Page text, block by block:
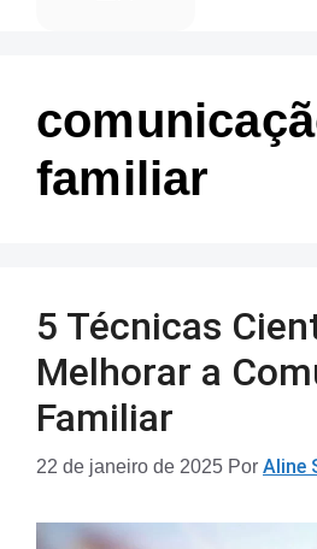
familiar
5 Técnicas
Melhorar a
Familiar
22 de janeiro de 2025 Por Aline